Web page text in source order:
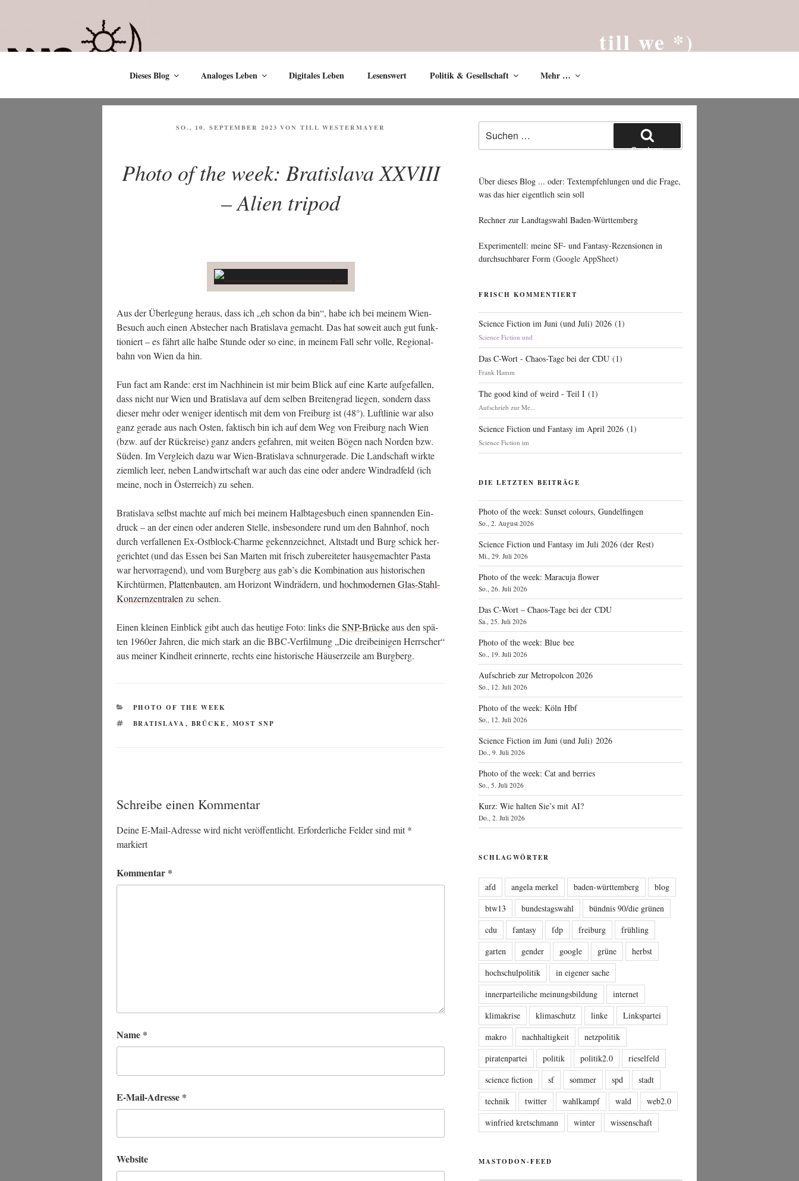
till we *)
Dieses Blog
Analoges Leben Digitales Leben Lesenswert Politik & Gesellschaft Mehr …
VERÖFFENTLICHT
SO., 10. SEPTEMBER 2023 VON TILL WESTERMAYER
Photo of the week: Bratislava XXVIII
– Alien tripod
Aus der Über­le­gung her­aus, dass ich „eh schon da bin“, habe ich bei mei­nem Wien-
Besuch auch einen Abste­cher nach Bra­tis­la­va gemacht. Das hat soweit auch gut funk­
tio­niert – es fährt alle hal­be Stun­de oder so eine, in mei­nem Fall sehr vol­le, Regio­nal­
bahn von Wien da hin.
Fun fact am Ran­de: erst im Nach­hin­ein ist mir beim Blick auf eine Kar­te auf­ge­fal­len,
dass nicht nur Wien und Bra­tis­la­va auf dem sel­ben Brei­ten­grad lie­gen, son­dern dass
die­ser mehr oder weni­ger iden­tisch mit dem von Frei­burg ist (48°). Luft­li­nie war also
ganz gera­de aus nach Osten, fak­tisch bin ich auf dem Weg von Frei­burg nach Wien
(bzw. auf der Rück­rei­se) ganz anders gefah­ren, mit wei­ten Bögen nach Nor­den bzw.
Süden. Im Ver­gleich dazu war Wien-Bra­tis­la­va schnur­ge­ra­de. Die Land­schaft wirk­te
ziem­lich leer, neben Land­wirt­schaft war auch das eine oder ande­re Wind­rad­feld (ich
mei­ne, noch in Öster­reich) zu sehen.
Bra­tis­la­va selbst mach­te auf mich bei mei­nem Halb­ta­ges­buch einen span­nen­den Ein­
druck – an der einen oder ande­ren Stel­le, ins­be­son­de­re rund um den Bahn­hof, noch
durch ver­fal­le­nen Ex-Ost­block-Charme gekenn­zeich­net, Alt­stadt und Burg schick her­
ge­rich­tet (und das Essen bei San Mar­ten mit frisch zube­rei­te­ter haus­ge­mach­ter Pas­ta
war her­vor­ra­gend), und vom Burg­berg aus gab’s die Kom­bi­na­ti­on aus his­to­ri­schen
Kirch­tür­men, Plat­ten­bau­ten, am Hori­zont Wind­rä­dern, und hoch­mo­der­nen Glas-Stahl-
Kon­zern­zen­tra­len zu sehen.
Einen klei­nen Ein­blick gibt auch das heu­ti­ge Foto: links dieSNP-Brü­ckeaus den spä­
ten 1960er Jah­ren, die mich stark an die BBC-Ver­fil­mung „Die drei­bei­ni­gen Herr­scher“
aus mei­ner Kind­heit erin­ner­te, rechts eine his­to­ri­sche Häu­ser­zei­le am Burgberg.
KATEGORIEN
PHOTO OF THE WEEK
SCHLAGWÖRTER
BRATISLAVA, BRÜCKE, MOST SNP
Schreibe einen Kommentar
Deine E-Mail-Adresse wird nicht veröffentlicht. Erforderliche Felder sind mit*
markiert
Kommentar *
Name *
E-Mail-Adresse *
Website
nach:
Suchen
Über dieses Blog ... oder: Textempfehlungen und die Frage,
was das hier eigentlich sein soll
Rechner zur Landtagswahl Baden-Württemberg
Experimentell: meine SF- und Fantasy-Rezensionen in
durchsuchbarer Form (Google AppSheet)
FRISCH KOMMENTIERT
Science Fiction im Juni (und Juli) 2026 (1)
Science Fiction und
Das C-Wort - Chaos-Tage bei der CDU (1)
Frank Hamm
The good kind of weird - Teil I (1)
Aufschrieb zur Me...
Science Fiction und Fantasy im April 2026 (1)
Science Fiction im
DIE LETZTEN BEITRÄGE
Photo of the week: Sunset colours, Gundelfingen
So., 2. August 2026
Science Fiction und Fantasy im Juli 2026 (der Rest)
Mi., 29. Juli 2026
Photo of the week: Maracuja flower
So., 26. Juli 2026
Das C‑Wort – Chaos-Tage bei der CDU
Sa., 25. Juli 2026
Photo of the week: Blue bee
So., 19. Juli 2026
Aufschrieb zur Metropolcon 2026
So., 12. Juli 2026
Photo of the week: Köln Hbf
So., 12. Juli 2026
Science Fiction im Juni (und Juli) 2026
Do., 9. Juli 2026
Photo of the week: Cat and berries
So., 5. Juli 2026
Kurz: Wie halten Sie’s mit AI?
Do., 2. Juli 2026
SCHLAGWÖRTER
afd angela merkel baden-württemberg
blog
btw13
bundestagswahl
bündnis 90/die grünen
cdu
fantasy fdp freiburg
frühling
garten
gender google grüne
herbst
hochschulpolitik
in eigener sache
innerparteiliche meinungsbildung
internet
klimakrise
klimaschutz linke
Linkspartei
makro
nachhaltigkeit
netzpolitik
piratenpartei
politik politik2.0
rieselfeld
science fiction
sf sommer spd
stadt
technik
twitter wahlkampf wald
web2.0
winfried kretschmann
winter wissenschaft
MASTODON-FEED